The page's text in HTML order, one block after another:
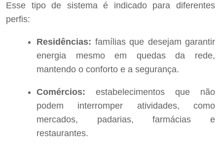
Esse tipo de sistema é indicado para diferentes
perfis:
Residências: famílias que desejam garantir
energia mesmo em quedas da rede,
mantendo o conforto e a segurança.
Comércios: estabelecimentos que não
podem interromper atividades, como
mercados, padarias, farmácias e
restaurantes.